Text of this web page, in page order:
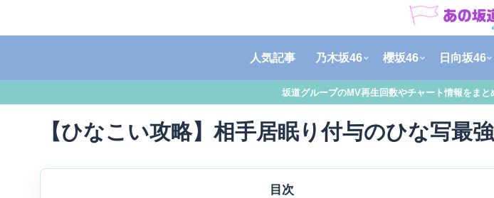
人気記事 乃木坂46 櫻坂46 日向坂46
坂道グループのMV再生回数やチャート情報をま
【ひなこい攻略】相手居眠り付与のひな写最
目次